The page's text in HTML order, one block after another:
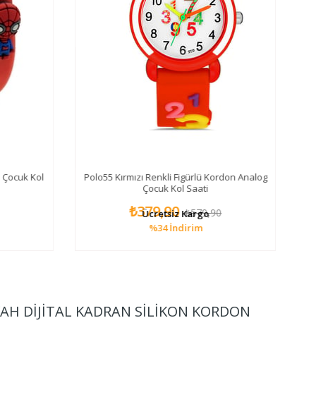
Kol
Polo55 Kırmızı Renkli Figürlü Kordon Analog
Çocuk Kol Saati
₺379,90 ₺579,90
%34 İndirim
Ücretsiz Kargo
DİJİTAL KADRAN SİLİKON KORDON